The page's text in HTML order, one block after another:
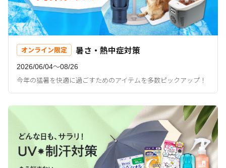
オンライン限定 暑さ・熱中症対策
2026/06/04〜08/26
今年の猛暑を快適に過ごすためのアイテムを多数ピックアップ！